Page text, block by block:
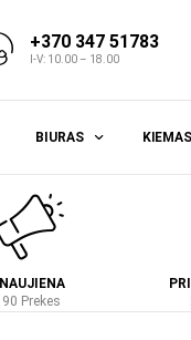
+370 347 51783
I-V: 10.00 – 18.00
BIURAS KIEMAS
NAUJIENA
90 Prekes